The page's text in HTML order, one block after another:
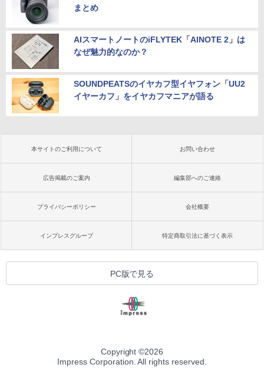
まとめ
AIスマートノートのiFLYTEK「AINOTE 2」は
なぜ魅力的なのか？
SOUNDPEATSのイヤカフ型イヤフォン「UU2
イヤーカフ」をイヤカフマニアが語る
本サイトのご利用について お問い合わせ
広告掲載のご案内 編集部へのご連絡
プライバシーポリシー 会社概要
インプレスグループ 特定商取引法に基づく表示
PC版で見る
Copyright ©2026
Impress Corporation. All rights reserved.